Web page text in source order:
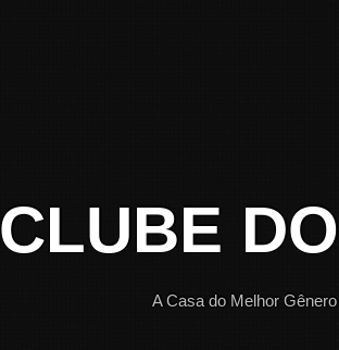
CLUBE
A Casa do Melhor